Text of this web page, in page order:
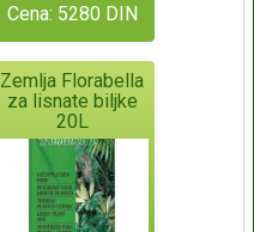
Cena: 5280 DIN
Zemlja Florabella
za lisnate biljke
20L